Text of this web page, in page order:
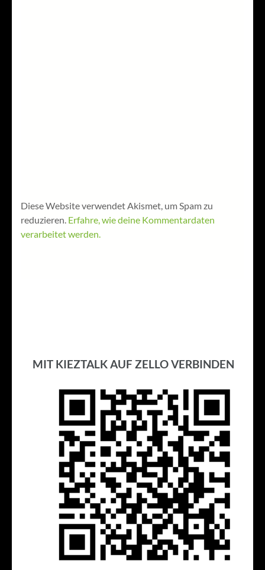
Diese Website verwendet Akismet, um Spam zu
reduzieren. Erfahre, wie deine Kommentardaten
verarbeitet werden.
MIT KIEZTALK AUF ZELLO VERBINDEN